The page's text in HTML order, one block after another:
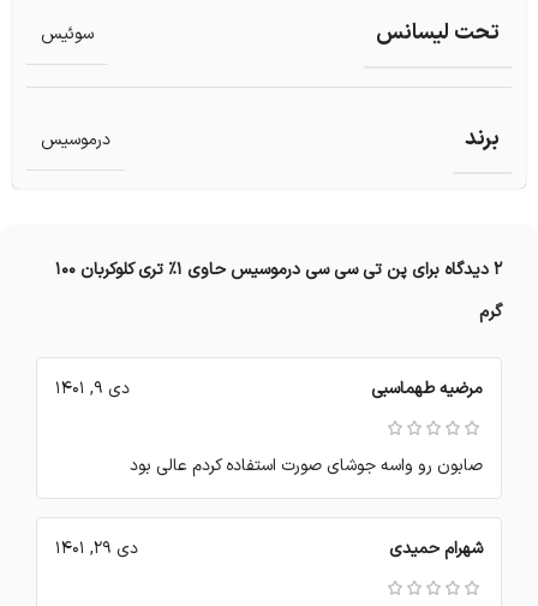
تحت لیسانس سوئیس
برند درموسیس
2 دیدگاه برای
پن تی سی سی درموسیس حاوی 1% تری کلوکربان 100
گرم
مرضیه طهماسبی دی 9, 1401
صابون رو واسه جوشای صورت استفاده کردم عالی بود
شهرام حمیدی دی 29, 1401